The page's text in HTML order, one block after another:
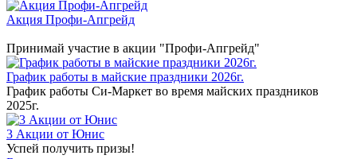
Акция Профи-Апгрейд
Принимай участие в акции "Профи-Апгрейд"
График работы в майские праздники 2026г.
График работы Си-Маркет во время майских праздников
2025г.
3 Акции от Юнис
Успей получить призы!